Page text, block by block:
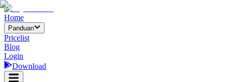
Home
Panduan
Pricelist
Blog
Login
Download